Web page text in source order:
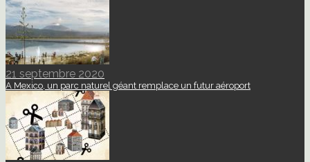
21 septembre 2020
A Mexico, un parc naturel géant remplace un futur aéroport